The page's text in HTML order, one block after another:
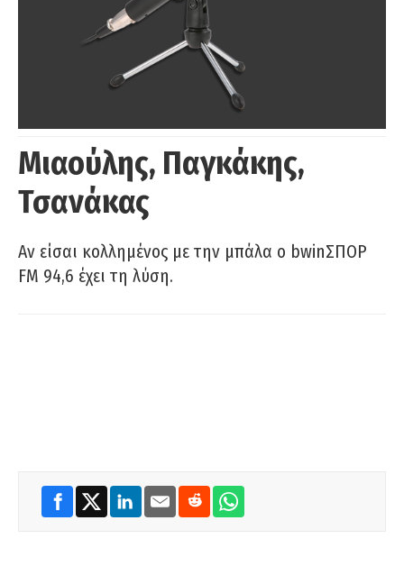
Μιαούλης, Παγκάκης,
Τσανάκας
Αν είσαι κολλημένος με την μπάλα ο bwinΣΠΟΡ
FM 94,6 έχει τη λύση.